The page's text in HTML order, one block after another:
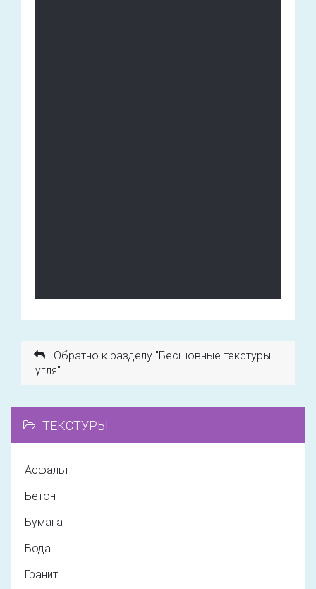
Обратно к разделу "Бесшовные текстуры
угля"
ТЕКСТУРЫ
Асфальт
Бетон
Бумага
Вода
Гранит